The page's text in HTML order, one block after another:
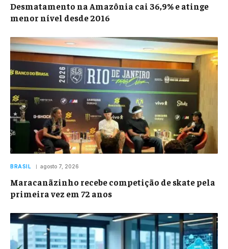
Desmatamento na Amazônia cai 36,9% e atinge
menor nível desde 2016
BRASIL agosto 7, 2026
Maracanãzinho recebe competição de skate pela
primeira vez em 72 anos